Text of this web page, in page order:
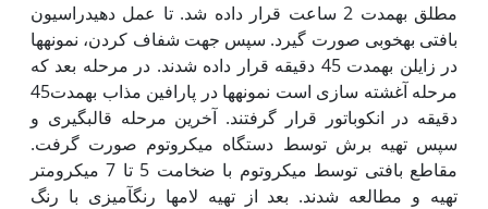
مطلق به‏مدت 2 ساعت قرار داده شد. تا عمل دهیدراسیون
بافتی به‏خوبی صورت گیرد. سپس جهت شفاف کردن، نمونه­ها
در زایلن به‏مدت 45 دقیقه قرار داده شدند. در مرحله بعد که
مرحله آغشته سازی است نمونه­ها در پارافین مذاب به‏مدت45
دقیقه در انکوباتور قرار گرفتند. آخرین مرحله قالب­گیری و
سپس تهیه برش توسط دستگاه میکروتوم صورت گرفت.
مقاطع بافتی توسط میکروتوم با ضخامت 5 تا 7 میکرومتر
تهیه و مطالعه شدند. بعد از تهیه لام­ها رنگ­آمیزی با رنگ